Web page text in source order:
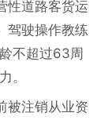
性道路客货运
驾驶操作教练
不超过63周
。
被注销从业资